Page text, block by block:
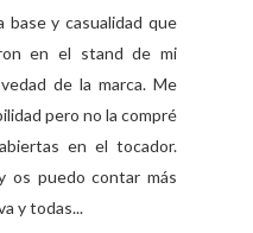
base y casualidad que
en el stand de mi
de la marca. Me
pero no la compré
en el tocador.
os puedo contar más
y todas...